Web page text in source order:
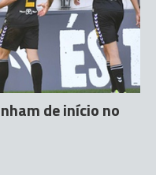
de início no